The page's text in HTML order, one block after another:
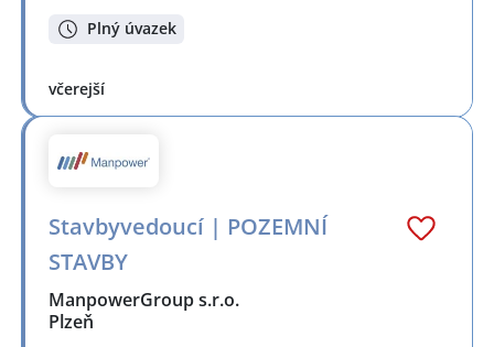
Plný úvazek
včerejší
Stavbyvedoucí | POZEMNÍ
STAVBY
ManpowerGroup s.r.o.
Plzeň